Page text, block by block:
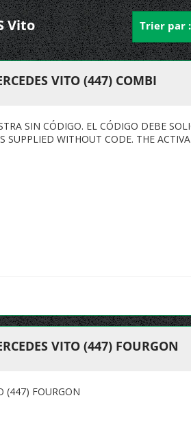
Vito
Trier par
VITO (447) COMBI
SIN CÓDIGO. EL CÓDIGO DEBE
SUPPLIED WITHOUT CODE. THE
VITO (447) FOURGON
(447) FOURGON